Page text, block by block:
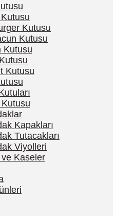
Kutusu
Kutusu
Kutusu
Kutusu
Kapakları
Tutacakları
Viyolleri
Kaseler